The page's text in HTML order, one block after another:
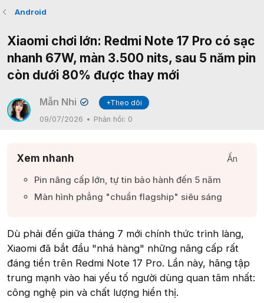
Android
Xiaomi chơi lớn: Redmi Note 17 Pro có sạc
nhanh 67W, màn 3.500 nits, sau 5 năm pin
còn dưới 80% được thay mới
Mẫn Nhi ✔
+Theo dõi
09/07/2026
Phản hồi: 0
Xem nhanh
Ẩn
Pin nâng cấp lớn, tự tin bảo hành đến 5 năm​
Màn hình phẳng "chuẩn flagship" siêu sáng​
Dù phải đến giữa tháng 7 mới chính thức trình làng,
Xiaomi đã bắt đầu "nhá hàng" những nâng cấp rất
đáng tiền trên Redmi Note 17 Pro. Lần này, hãng tập
trung mạnh vào hai yếu tố người dùng quan tâm nhất:
công nghệ pin và chất lượng hiển thị.